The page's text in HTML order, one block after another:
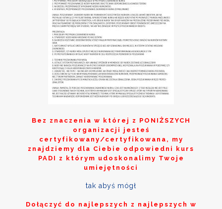
Bez znaczenia w której z PONIŻSZYCH
organizacji jesteś
certyfikowany/certyfikowana, my
znajdziemy dla Ciebie odpowiedni kurs
PADI z którym udoskonalimy Twoje
umiejętności
tak abyś mógł
Dołączyć do najlepszych z najlepszych w